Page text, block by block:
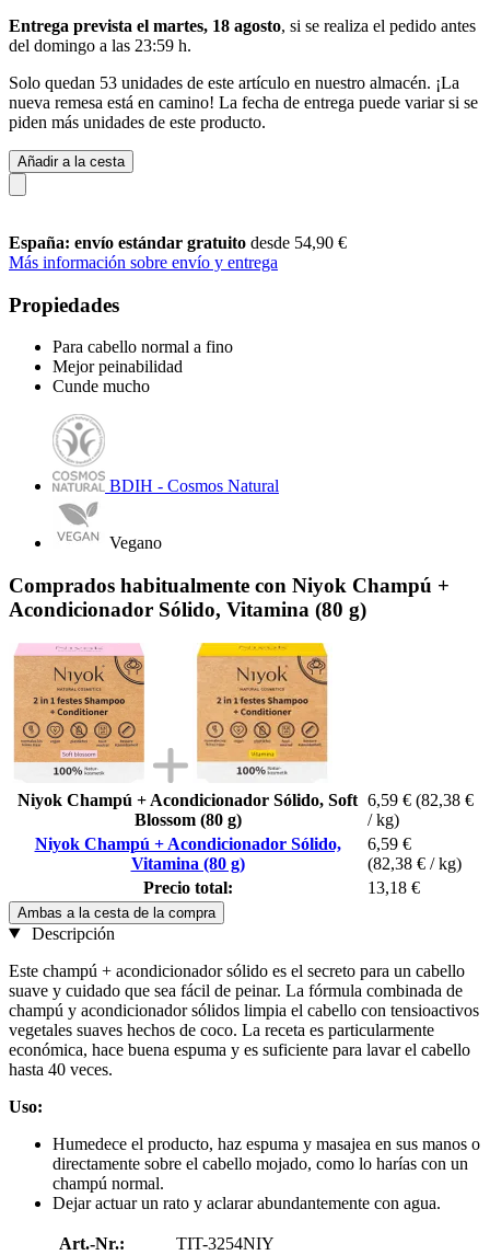
Entrega prevista el martes, 18 agosto, si se realiza el pedido antes
del domingo a las 23:59 h.
Solo quedan 53 unidades de este artículo en nuestro almacén. ¡La
nueva remesa está en camino! La fecha de entrega puede variar si se
piden más unidades de este producto.
Añadir a la cesta
España: envío estándar gratuito desde 54,90 €
Más información sobre envío y entrega
Propiedades
Para cabello normal a fino
Mejor peinabilidad
Cunde mucho
BDIH - Cosmos Natural
Vegano
Comprados habitualmente con Niyok Champú +
Acondicionador Sólido, Vitamina (80 g)
Niyok Champú + Acondicionador Sólido, Soft
Blossom (80 g)
6,59 € (82,38 €
/ kg)
Niyok Champú + Acondicionador Sólido,
Vitamina (80 g)
6,59 €
(82,38 € / kg)
Precio total:
13,18 €
Ambas a la cesta de la compra
Descripción
Este champú + acondicionador sólido es el secreto para un cabello
suave y cuidado que sea fácil de peinar. La fórmula combinada de
champú y acondicionador sólidos limpia el cabello con tensioactivos
vegetales suaves hechos de coco. La receta es particularmente
económica, hace buena espuma y es suficiente para lavar el cabello
hasta 40 veces.
Uso:
Humedece el producto, haz espuma y masajea en sus manos o
directamente sobre el cabello mojado, como lo harías con un
champú normal.
Dejar actuar un rato y aclarar abundantemente con agua.
Art.-Nr.:
TIT-3254NIY